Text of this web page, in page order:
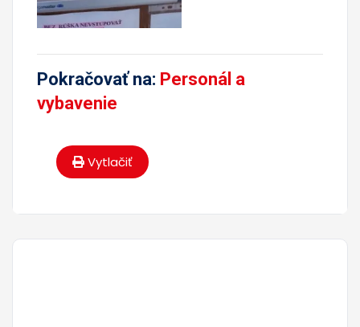
Pokračovať na: Personál a
vybavenie
Vytlačiť